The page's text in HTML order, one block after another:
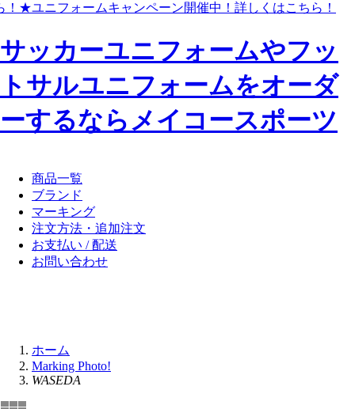
★ユニフォームキャンペーン開催中！詳しくはこちら！
サッカーユニフォームやフッ
トサルユニフォームをオーダ
ーするならメイコースポーツ
商品一覧
ブランド
マーキング
注文方法・追加注文
お支払い / 配送
お問い合わせ
ホーム
Marking Photo!
WASEDA